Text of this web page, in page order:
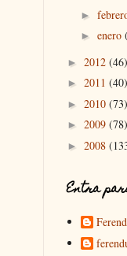
►
► enero
► 2012 (46)
► 2011 (40)
► 2010 (73)
► 2009 (78)
► 2008
Entra